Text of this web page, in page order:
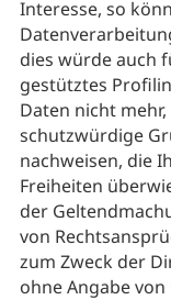
Interesse, so
dies würde auch
gestütztes
Daten nicht
schutzwürdige
nachweisen, die
Freiheiten
der
von
zum Zweck der
ohne Angabe